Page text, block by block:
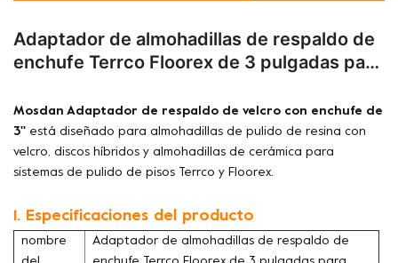
Adaptador de almohadillas de respaldo de
enchufe Terrco Floorex de 3 pulgadas para
Mosdan Adaptador de respaldo de velcro con enchufe de
3'' está diseñado para almohadillas de pulido de resina con
velcro, discos híbridos y almohadillas de cerámica para
sistemas de pulido de pisos Terrco y Floorex.
1. Especificaciones del producto
nombre
Adaptador de almohadillas de respaldo de